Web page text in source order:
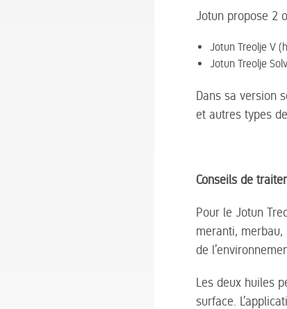
Jotun propose 2
Jotun Treolje V
Jotun Treolje
Dans sa version
et autres types
Conseils de
Pour le Jotun
meranti, merbau,
de
Les deux huiles
surface.